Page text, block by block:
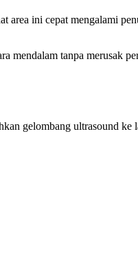
ini cepat mengalami
mendalam tanpa merusak
gelombang ultrasound